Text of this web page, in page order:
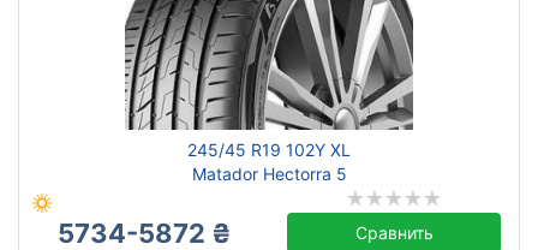
245/45 R19 102Y XL
Matador Hectorra 5
5734-5872 ₴ Сравнить